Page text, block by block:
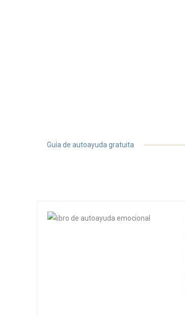
Guía de autoayuda gratuita